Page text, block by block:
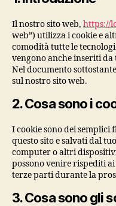
Il nostro sito web, https://
web”) utilizza i cookie e
comodità tutte le
vengono anche inseriti
Nel documento
sul nostro sito web.
2. Cosa sono i
I cookie sono dei semplici
questo sito e salvati dal
computer o altri
possono venire rispediti
terze parti durante la
3. Cosa sono gli